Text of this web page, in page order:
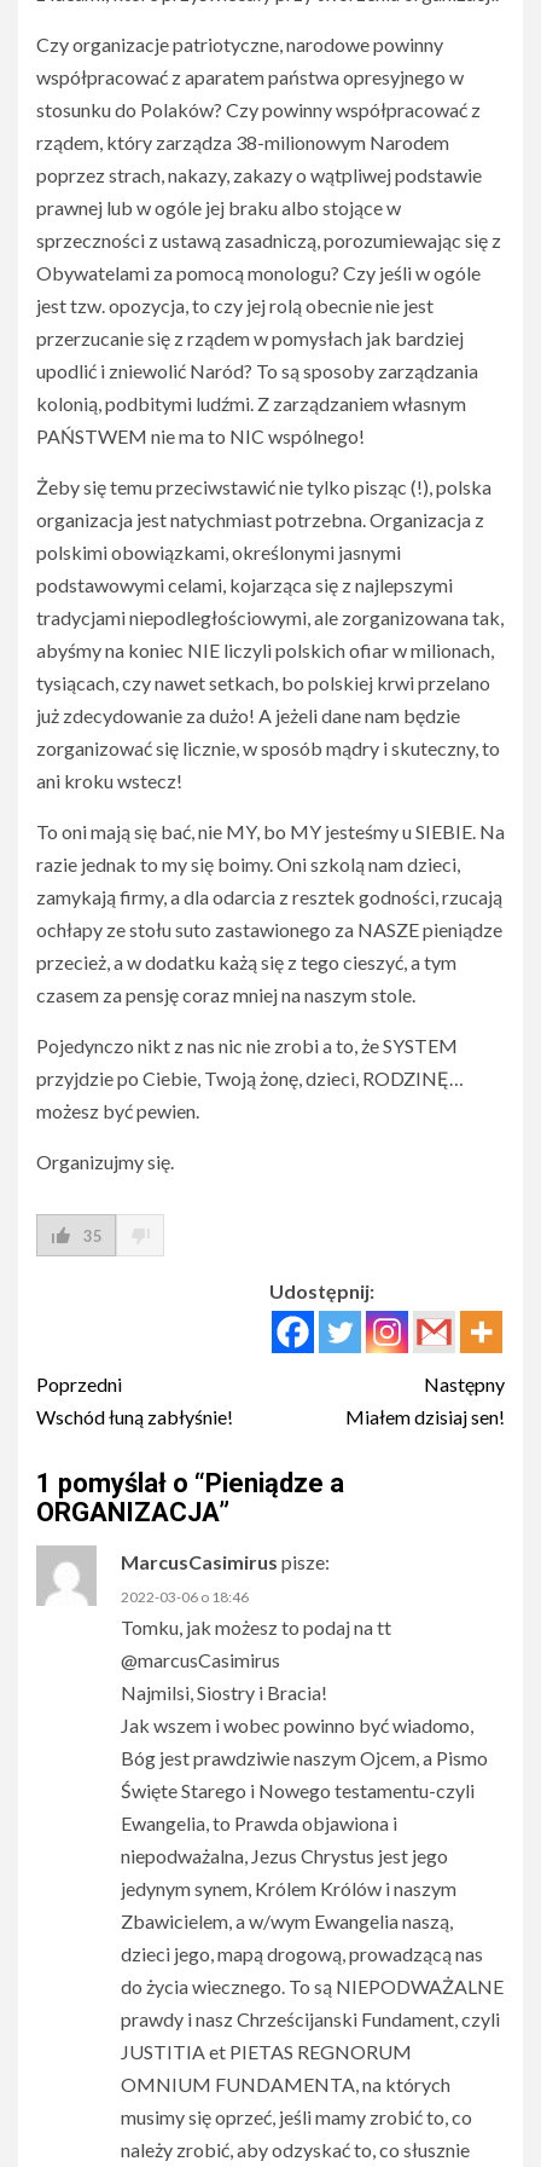
Czy organizacje patriotyczne, narodowe powinny
współpracować z aparatem państwa opresyjnego w
stosunku do Polaków? Czy powinny współpracować z
rządem, który zarządza 38-milionowym Narodem
poprzez strach, nakazy, zakazy o wątpliwej podstawie
prawnej lub w ogóle jej braku albo stojące w
sprzeczności z ustawą zasadniczą, porozumiewając się z
Obywatelami za pomocą monologu? Czy jeśli w ogóle
jest tzw. opozycja, to czy jej rolą obecnie nie jest
przerzucanie się z rządem w pomysłach jak bardziej
upodlić i zniewolić Naród? To są sposoby zarządzania
kolonią, podbitymi ludźmi. Z zarządzaniem własnym
PAŃSTWEM nie ma to NIC wspólnego!
Żeby się temu przeciwstawić nie tylko pisząc (!), polska
organizacja jest natychmiast potrzebna. Organizacja z
polskimi obowiązkami, określonymi jasnymi
podstawowymi celami, kojarząca się z najlepszymi
tradycjami niepodległościowymi, ale zorganizowana tak,
abyśmy na koniec NIE liczyli polskich ofiar w milionach,
tysiącach, czy nawet setkach, bo polskiej krwi przelano
już zdecydowanie za dużo! A jeżeli dane nam będzie
zorganizować się licznie, w sposób mądry i skuteczny, to
ani kroku wstecz!
To oni mają się bać, nie MY, bo MY jesteśmy u SIEBIE. Na
razie jednak to my się boimy. Oni szkolą nam dzieci,
zamykają firmy, a dla odarcia z resztek godności, rzucają
ochłapy ze stołu suto zastawionego za NASZE pieniądze
przecież, a w dodatku każą się z tego cieszyć, a tym
czasem za pensję coraz mniej na naszym stole.
Pojedynczo nikt z nas nic nie zrobi a to, że SYSTEM
przyjdzie po Ciebie, Twoją żonę, dzieci, RODZINĘ…
możesz być pewien.
Organizujmy się.
35
Udostępnij:
Post
navigation
Poprzedni
Wschód łuną zabłyśnie!
Następny
Miałem dzisiaj sen!
1 pomyślał o “Pieniądze a
ORGANIZACJA”
MarcusCasimirus pisze:
2022-03-06 o 18:46
Tomku, jak możesz to podaj na tt
@marcusCasimirus
Najmilsi, Siostry i Bracia!
Jak wszem i wobec powinno być wiadomo,
Bóg jest prawdziwie naszym Ojcem, a Pismo
Święte Starego i Nowego testamentu-czyli
Ewangelia, to Prawda objawiona i
niepodważalna, Jezus Chrystus jest jego
jedynym synem, Królem Królów i naszym
Zbawicielem, a w/wym Ewangelia naszą,
dzieci jego, mapą drogową, prowadzącą nas
do życia wiecznego. To są NIEPODWAŻALNE
prawdy i nasz Chrześcijanski Fundament, czyli
JUSTITIA et PIETAS REGNORUM
OMNIUM FUNDAMENTA, na których
musimy się oprzeć, jeśli mamy zrobić to, co
należy zrobić, aby odzyskać to, co słusznie